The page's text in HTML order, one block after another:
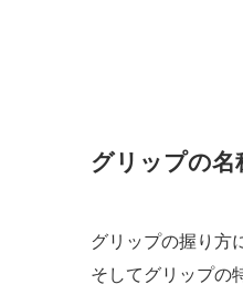
グリップの名
グリップの握り方
そしてグリップの